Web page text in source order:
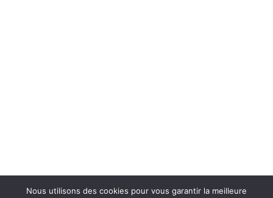
Nous utilisons des cookies pour vous garantir la meilleure